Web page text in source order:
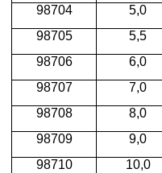
98704
5,0
98705
5,5
98706
6,0
98707
7,0
98708
8,0
98709
9,0
98710
10,0